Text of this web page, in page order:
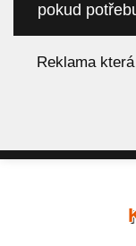
pokud
Reklama